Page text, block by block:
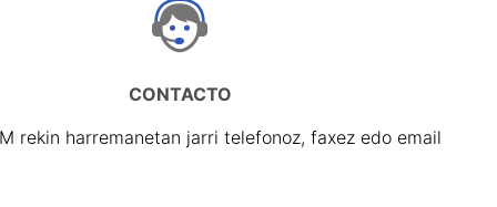
CONTACTO
rekin harremanetan jarri telefonoz, faxez edo email